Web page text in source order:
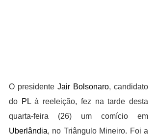
O presidente Jair Bolsonaro, candidato
do PL à reeleição, fez na tarde desta
Uberlândia, no Triângulo Mineiro. Foi a